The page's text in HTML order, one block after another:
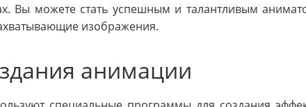
Вы можете стать успешным и талантливым
изображения.
анимации